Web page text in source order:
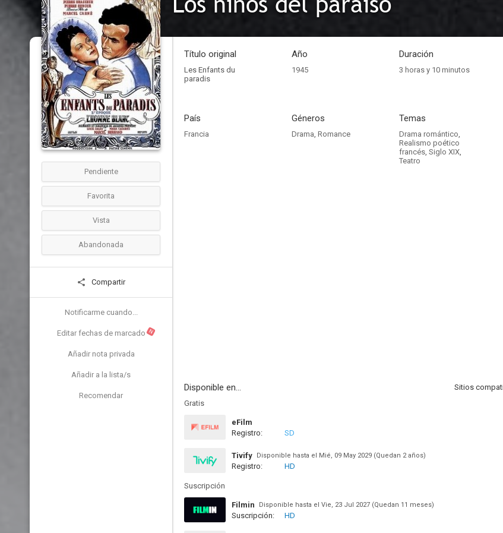
Pendiente
Favorita
Vista
Abandonada
Compartir
Notificarme cuando...
Editar fechas de marcado N
Añadir nota privada
Añadir a la lista/s
Recomendar
Título original
Les Enfants du
paradis
Año
1945
Duración
3 horas y 10 minutos
País
Francia
Géneros
Drama, Romance
Temas
Drama romántico,
Realismo poético
francés, Siglo XIX,
Teatro
Disponible en...
Sitios
Gratis
eFilm
Registro:
SD
Tivify Disponible hasta el Mié, 09 May 2029 (Quedan 2 años)
Registro: HD
Suscripción
Filmin Disponible hasta el Vie, 23 Jul 2027 (Quedan 11 meses)
Suscripción: HD